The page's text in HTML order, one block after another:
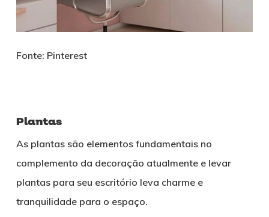
Fonte: Pinterest
Plantas
As plantas são elementos fundamentais no
complemento da decoração atualmente e levar
plantas para seu escritório leva charme e
tranquilidade para o espaço.